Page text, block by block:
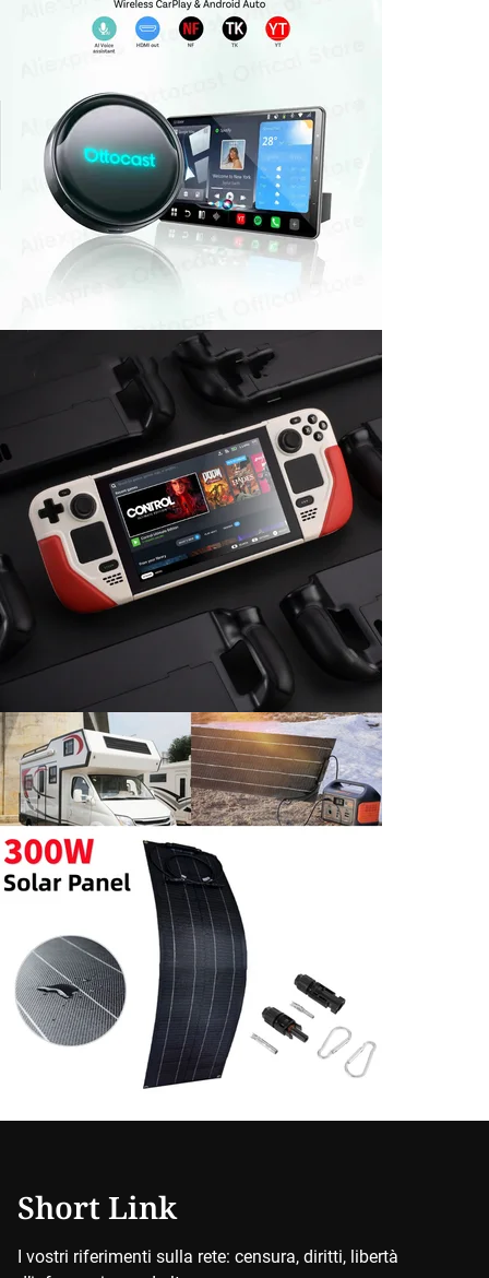
Short Link
I vostri riferimenti sulla rete: censura, diritti, libertà